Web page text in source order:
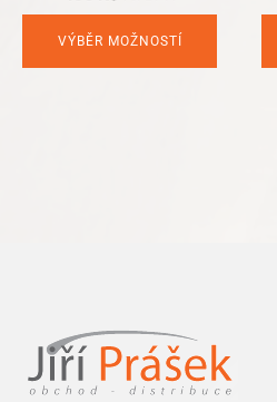
VÝBĚR MOŽNOSTÍ